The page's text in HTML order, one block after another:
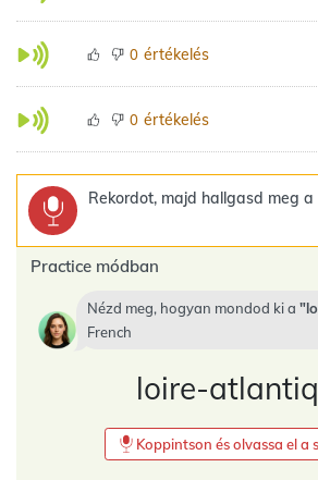
0 értékelés
0 értékelés
Rekordot, majd hallgasd meg a
Practice módban
Nézd meg, hogyan mondod ki a
French
loire-
Koppintson és olvassa el a